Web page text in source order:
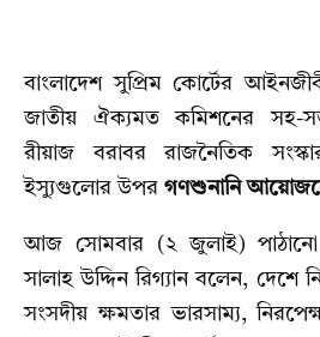
বাংলাদেশ সুপ্রিম কোর্টের
জাতীয় ঐক্যমত কমিশনের সহ-
রীয়াজ বরাবর রাজনৈতিক
ইস্যুগুলোর উপর গণশুনানি
আজ সোমবার (২ জুলাই)
সালাহ উদ্দিন রিগ্যান বলেন, দেশে
সংসদীয় ক্ষমতার ভারসাম্য,